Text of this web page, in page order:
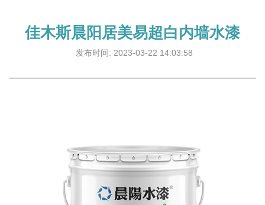
佳木斯晨阳居美易超白内墙水漆
发布时间: 2023-03-22 14:03:58